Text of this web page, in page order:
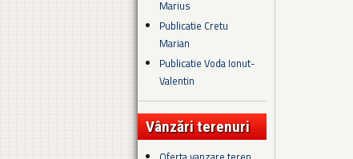
Marius
Publicatie Cretu
Marian
Publicatie Voda Ionut-
Valentin
Vânzări terenuri